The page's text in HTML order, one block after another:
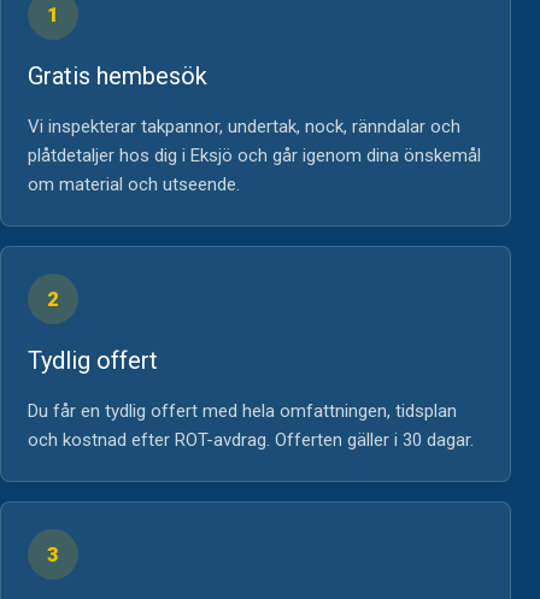
1
Gratis hembesök
Vi inspekterar takpannor, undertak, nock, ränndalar och
plåtdetaljer hos dig i Eksjö och går igenom dina önskemål
om material och utseende.
2
Tydlig offert
Du får en tydlig offert med hela omfattningen, tidsplan
och kostnad efter ROT-avdrag. Offerten gäller i 30 dagar.
3